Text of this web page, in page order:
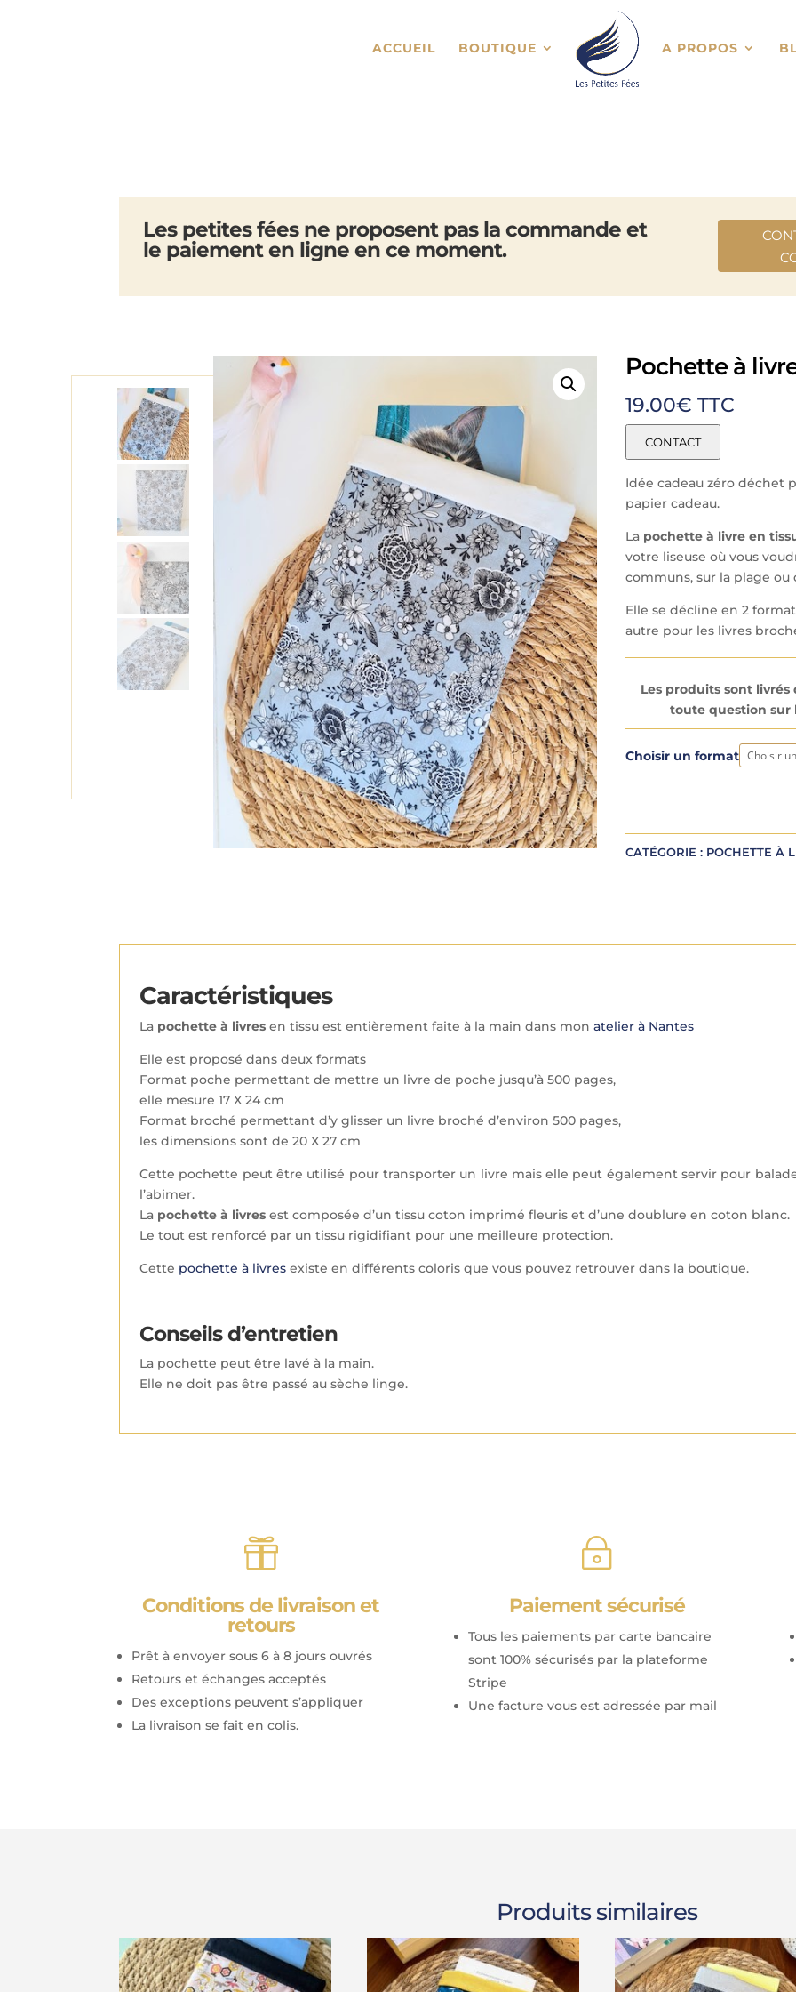
ACCUEIL BOUTIQUE A PROPOS
Les petites fées ne proposent pas la commande et
le paiement en ligne en ce moment.
Pochette à
19.00€ TTC
CONTACT
Idée cadeau zéro déchet
papier cadeau.
La pochette à livre en
votre liseuse où vous
communs, sur la plage ou
Elle se décline en 2
autre pour les livres
Les produits sont livrés
toute question sur
Choisir un format
A
r
n
CATÉGORIE : POCHETTE À
Caractéristiques
La pochette à livresen tissu est entièrement faite à la main dans mon atelier à Nantes
Elle est proposé dans deux formats
Format poche permettant de mettre un livre de poche jusqu’à 500 pages,
elle mesure 17 X 24 cm
Format broché permettant d’y glisser un livre broché d’environ 500 pages,
les dimensions sont de 20 X 27 cm
Cette pochette peut être utilisé pour transporter un livre mais elle peut également servir pour
l’abimer.
La pochette à livresest composée d’un tissu coton imprimé fleuris et d’une doublure en coton blanc.
Le tout est renforcé par un tissu rigidifiant pour une meilleure protection.
Cette pochette à livresexiste en différents coloris que vous pouvez retrouver dans la boutique.
Conseils d’entretien
La pochette peut être lavé à la main.
Elle ne doit pas être passé au sèche linge.

Conditions de livraison et
retours
Prêt à envoyer sous 6 à 8 jours ouvrés
Retours et échanges acceptés
Des exceptions peuvent s’appliquer
La livraison se fait en colis.
~
Paiement sécurisé
Tous les paiements par carte bancaire
sont 100% sécurisés par la plateforme
Stripe
Une facture vous est adressée par mail
Produits similaires